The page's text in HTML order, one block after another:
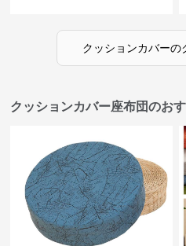
クッションカバーの
クッションカバー座布団のお